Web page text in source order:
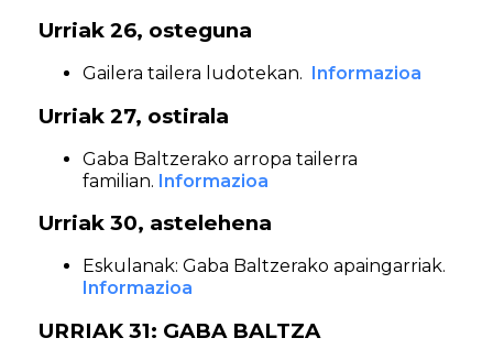
Urriak 26, osteguna
Gailera tailera ludotekan. Informazioa
Urriak 27, ostirala
Gaba Baltzerako arropa tailerra
familian. Informazioa
Urriak 30, astelehena
Eskulanak: Gaba Baltzerako apaingarriak.
Informazioa
URRIAK 31: GABA BALTZA